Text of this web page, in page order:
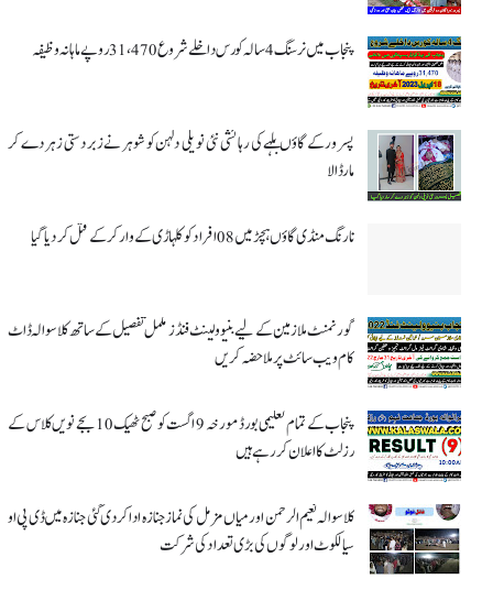
پنجاب میں نرسنگ 4 سالہ کورس داخلے شروع 31،470 روپے ماہانہ وظیفہ
پسرور کے گاؤں بلہے کی رہائشی نئی نویلی دلہن کو شوہر نے زبردستی زہر دے کر
مار ڈالا
نارنگ منڈی گاؤں ہچڑ میں 08 افراد کو کلہاڑی کے وار کر کے قتل کر دیا گیا
گورنمنٹ ملازمین کے لیے بنیوولینٹ فنڈز مکمل تفصیل کے ساتھ کلاسوالہ ڈاٹ
کام ویب سائٹ پر ملاحضہ کریں
پنجاب کے تمام تعلیمی بورڈ مورخہ 9 اگست کو صبح ٹھیک 10 بجے نویں کلاس کے
رزلٹ کا اعلان کر رہے ہیں
کلاسوالہ نعیم الرحمن اور میاں مزمل کی نماز جنازہ ادا کر دی گئی جنازہ میں ڈی پی او
سیالکوٹ اور لوگوں کی بڑی تعداد کی شرکت